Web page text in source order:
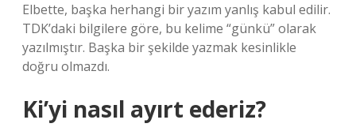
Elbette, başka herhangi bir yazım yanlış kabul edilir.
TDK’daki bilgilere göre, bu kelime “günkü” olarak
yazılmıştır. Başka bir şekilde yazmak kesinlikle
doğru olmazdı.
Ki’yi nasıl ayırt ederiz?